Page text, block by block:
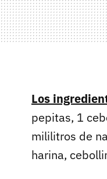
Los
pepitas, 1
mililitros de
harina,